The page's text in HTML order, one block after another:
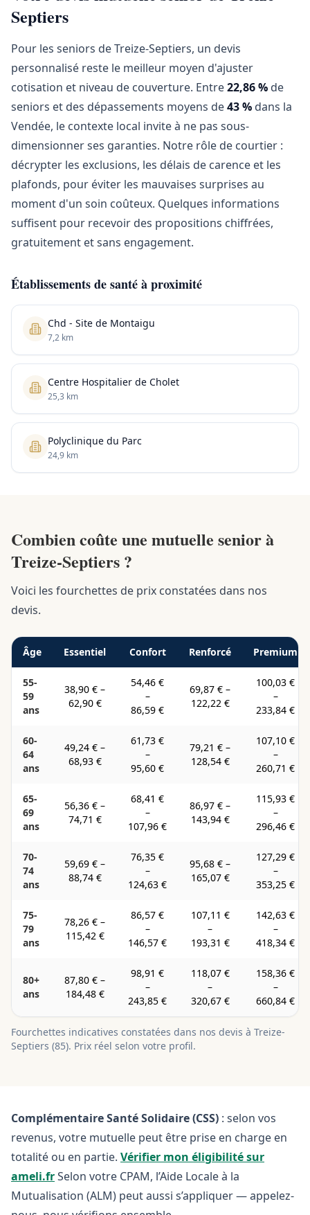
Septiers
Pour les seniors de Treize-Septiers, un devis
personnalisé reste le meilleur moyen d'ajuster
cotisation et niveau de couverture. Entre22,86 % de
seniors et des dépassements moyens de43 % dans la
Vendée, le contexte local invite à ne pas sous-
dimensionner ses garanties. Notre rôle de courtier :
décrypter les exclusions, les délais de carence et les
plafonds, pour éviter les mauvaises surprises au
moment d'un soin coûteux. Quelques informations
suffisent pour recevoir des propositions chiffrées,
gratuitement et sans engagement.
Établissements de santé à proximité
Chd - Site de Montaigu
7,2 km
Centre Hospitalier de Cholet
25,3 km
Polyclinique du Parc
24,9 km
Combien coûte une mutuelle senior à
Treize-Septiers ?
Voici les fourchettes de prix constatées dans nos
devis.
Âge Essentiel Confort Renforcé Premium
55-
59
ans
38,90 € –
62,90 €
54,46 €
–
86,59 €
69,87 € –
122,22 €
100,03 €
–
233,84 €
60-
64
ans
49,24 € –
68,93 €
61,73 €
–
95,60 €
79,21 € –
128,54 €
107,10 €
–
260,71 €
65-
69
ans
56,36 € –
74,71 €
68,41 €
–
107,96 €
86,97 € –
143,94 €
115,93 €
–
296,46 €
70-
74
ans
59,69 € –
88,74 €
76,35 €
–
124,63 €
95,68 € –
165,07 €
127,29 €
–
353,25 €
75-
79
ans
78,26 € –
115,42 €
86,57 €
–
146,57 €
107,11 €
–
193,31 €
142,63 €
–
418,34 €
80+
ans
87,80 € –
184,48 €
98,91 €
–
243,85 €
118,07 €
–
320,67 €
158,36 €
–
660,84 €
Fourchettes indicatives constatées dans nos devis à Treize-
Septiers (85). Prix réel selon votre profil.
Complémentaire Santé Solidaire (CSS) : selon vos
revenus, votre mutuelle peut être prise en charge en
totalité ou en partie. Vérifier mon éligibilité sur
ameli.frSelon votre CPAM, l’Aide Locale à la
Mutualisation (ALM) peut aussi s’appliquer — appelez-